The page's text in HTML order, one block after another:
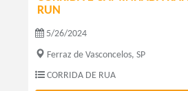
RUN
5/26/2024
Ferraz de Vasconcelos, SP
CORRIDA DE RUA